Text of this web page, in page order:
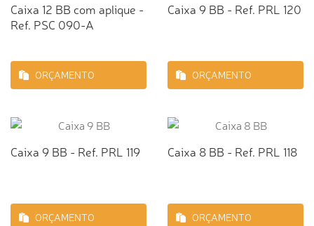
Caixa 12 BB com aplique -
Ref. PSC 090-A
ORÇAMENTO
Caixa 9 BB - Ref. PRL 120
ORÇAMENTO
Caixa 9 BB - Ref. PRL 119
ORÇAMENTO
Caixa 8 BB - Ref. PRL 118
ORÇAMENTO